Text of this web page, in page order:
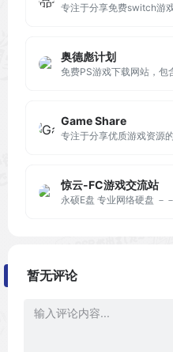
奥德彪计划
Game Share
惊云-FC游戏交流站
暂无评论